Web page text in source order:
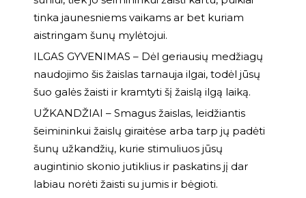
tinka jaunesniems vaikams ar bet kuriam
aistringam šunų mylėtojui.
ILGAS GYVENIMAS – Dėl geriausių medžiagų
naudojimo šis žaislas tarnauja ilgai, todėl jūsų
šuo galės žaisti ir kramtyti šį žaislą ilgą laiką.
UŽKANDŽIAI – Smagus žaislas, leidžiantis
šeimininkui žaislų giraitėse arba tarp jų padėti
šunų užkandžių, kurie stimuliuos jūsų
augintinio skonio jutiklius ir paskatins jį dar
labiau norėti žaisti su jumis ir bėgioti.